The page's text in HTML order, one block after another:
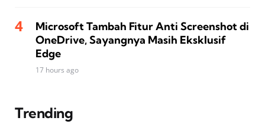
Microsoft Tambah Fitur Anti Screenshot di
OneDrive, Sayangnya Masih Eksklusif
Edge
17 hours ago
Trending